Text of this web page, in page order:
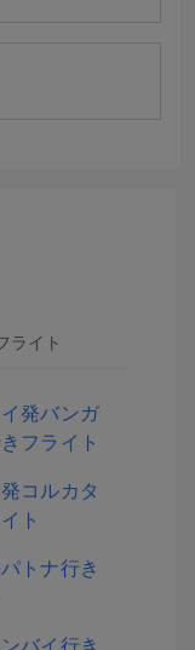
ライト
発バンガ
フライト
コルカタ
ト
トナ行き
バイ行き